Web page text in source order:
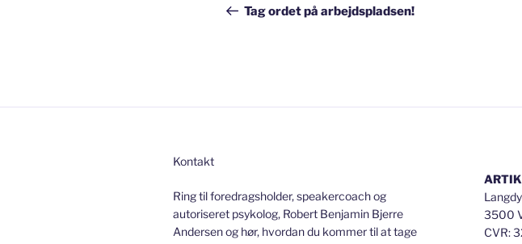
indlæg
Tag ordet på arbejdspladsen!
Kontakt
Ring til foredragsholder, speakercoach og
autoriseret psykolog, Robert Benjamin Bjerre
Andersen og hør, hvordan du kommer til at tage
3500
CVR: